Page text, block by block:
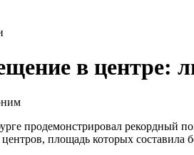
в центре:
продемонстрировал рекордный
площадь которых составила